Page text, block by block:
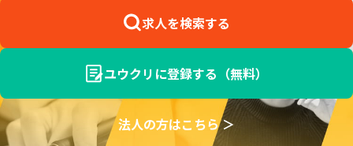
求人を検索する
ユウクリに登録する（無料）
法人の方はこちら ＞